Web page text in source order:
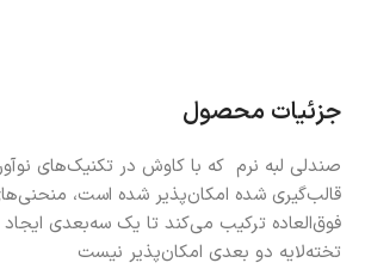
جزئیات محصول
صندلی لبه نرم که با کاوش در تکنیک‌های
قالب‌گیری شده امکان‌پذیر شده است،
فوق‌العاده ترکیب می‌کند تا یک سه‌بعدی ایجاد
تخته‌لایه دو بعدی امکان‌پذیر نیست